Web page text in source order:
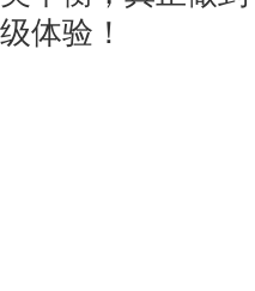
级体验！